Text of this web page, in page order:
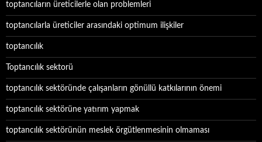
toptancıların üreticilerle olan problemleri
toptancılarla üreticiler arasındaki optimum ilişkiler
toptancılık
Toptancılık sektorü
toptancılık sektöründe çalışanların gönüllü katkılarının önemi
toptancılık sektörüne yatırım yapmak
toptancılık sektörünün meslek örgütlenmesinin olmaması